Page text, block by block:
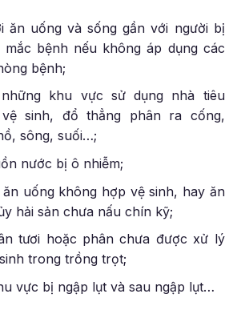
ăn uống và sống gần với người bị
mắc bệnh nếu không áp dụng các
bệnh;
khu vực sử dụng nhà tiêu
sinh, đổ thẳng phân ra cống,
sông, suối…;
nước bị ô nhiễm;
uống không hợp vệ sinh, hay ăn
hải sản chưa nấu chín kỹ;
tươi hoặc phân chưa được xử lý
trong trồng trọt;
vực bị ngập lụt và sau ngập lụt…